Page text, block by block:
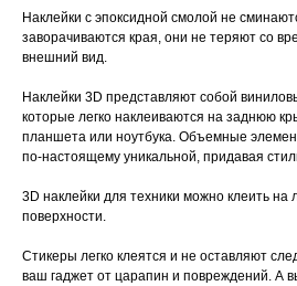
Наклейки с эпоксидной смолой не
заворачиваются края, они не теряют со
внешний вид.
Наклейки 3D представляют собой
которые легко наклеиваются на заднюю
планшета или ноутбука. Объемные
по-настоящему уникальной, придавая
3D наклейки для техники можно клеить на
поверхности.
Стикеры легко клеятся и не оставляют
ваш гаджет от царапин и повреждений. А